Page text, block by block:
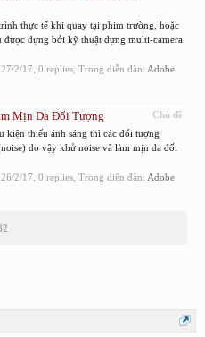
thực tế khi quay tại phim trường, hoặc
được dựng bởi kỹ thuật dựng multi-camera
27/2/17 , 0 replies, Trong diễn đàn: Adobe
Chủ đề
Mịn Da Đối Tượng
thiếu ánh sáng thì các đối tượng
do vậy khử noise và làm mịn da đối
26/2/17 , 0 replies, Trong diễn đàn: Adobe